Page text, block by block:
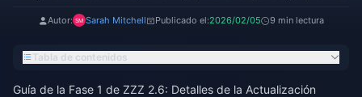
Autor: Sarah Mitchell Publicado el:2026/02/05 9 min lectura
Tabla de contenidos
Guía de la Fase 1 de ZZZ 2.6: Detalles de la Actualización